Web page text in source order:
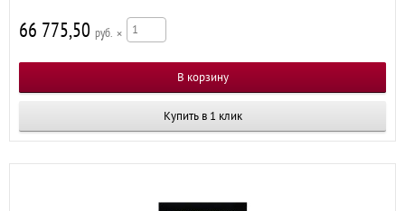
66 775,50 р ×
Купить в 1 клик